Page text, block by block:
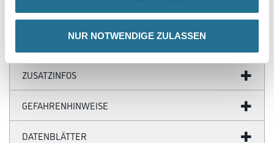
NUR NOTWENDIGE ZULASSEN
ZUSATZINFOS
GEFAHRENHINWEISE
DATENBLÄTTER